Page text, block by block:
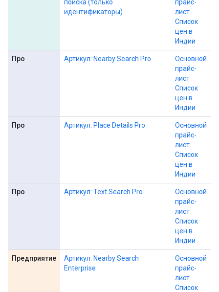
поиска (только
идентификаторы)
прайс-
лист
Список
цен в
Индии
Про Артикул: Nearby Search Pro
Основной
прайс-
лист
Список
цен в
Индии
Про Артикул: Place Details Pro
Основной
прайс-
лист
Список
цен в
Индии
Про Артикул: Text Search Pro
Основной
прайс-
лист
Список
цен в
Индии
Предприятие
Артикул: Nearby Search
Enterprise
Основной
прайс-
лист
Список